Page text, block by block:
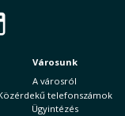
Városunk
A városról
telefonszámok
Ügyintézés